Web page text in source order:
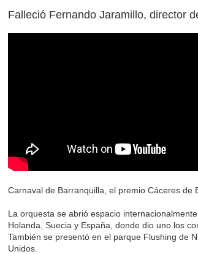
Falleció Fernando Jaramillo, director
Carnaval de Barranquilla, el premio Cáceres de
La orquesta se abrió espacio
Holanda, Suecia y España, donde dio uno los
También se presentó en el parque Flushing de
Unidos.